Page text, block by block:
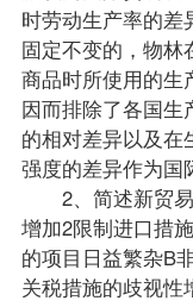
时劳动生产率的差
固定不变的，物林
商品时所使用的生
因而排除了各国生
的相对差异以及在
强度的差异作为国
2、简述新贸易
增加2限制进口措
的项目日益繁杂B
关税措施的歧视性